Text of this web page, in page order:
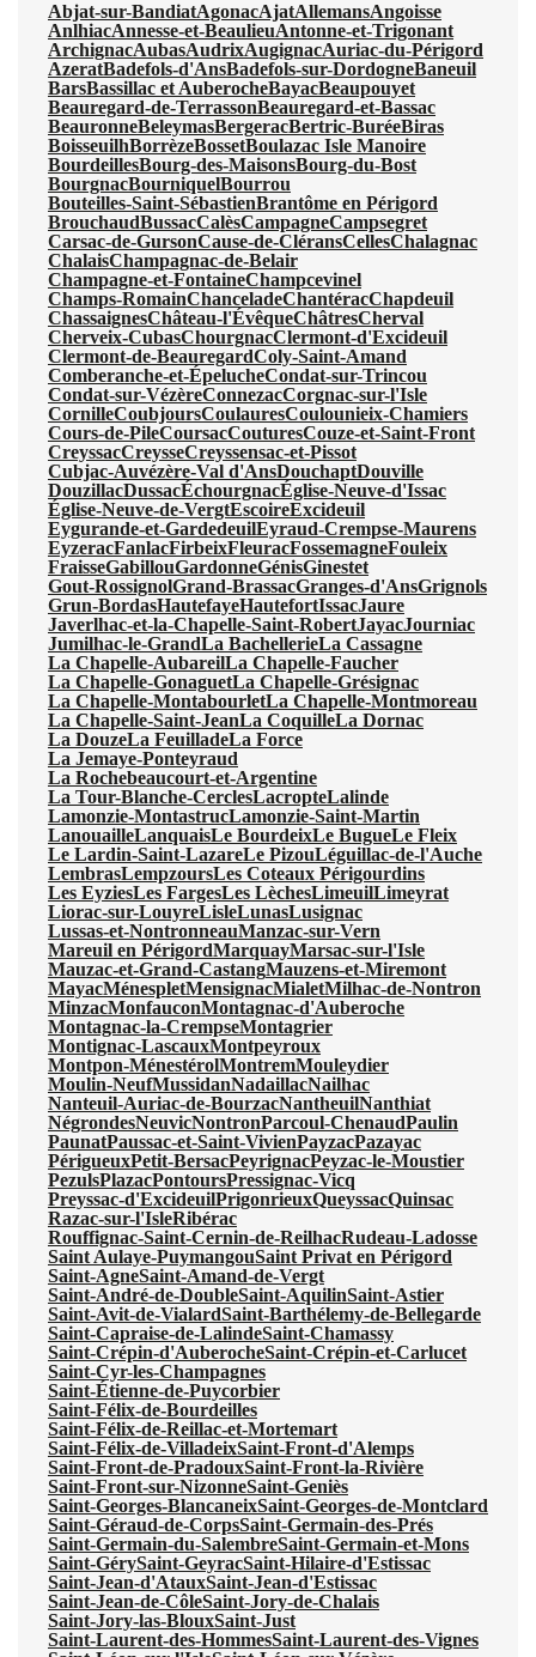
Abjat-sur-BandiatAgonacAjatAllemansAngoisse
AnlhiacAnnesse-et-BeaulieuAntonne-et-Trigonant
ArchignacAubasAudrixAugignacAuriac-du-Périgord
AzeratBadefols-d'AnsBadefols-sur-DordogneBaneuil
BarsBassillac et AuberocheBayacBeaupouyet
Beauregard-de-TerrassonBeauregard-et-Bassac
BeauronneBeleymasBergeracBertric-BuréeBiras
BoisseuilhBorrèzeBossetBoulazac Isle Manoire
BourdeillesBourg-des-MaisonsBourg-du-Bost
BourgnacBourniquelBourrou
Bouteilles-Saint-SébastienBrantôme en Périgord
BrouchaudBussacCalèsCampagneCampsegret
Carsac-de-GursonCause-de-CléransCellesChalagnac
ChalaisChampagnac-de-Belair
Champagne-et-FontaineChampcevinel
Champs-RomainChanceladeChantéracChapdeuil
ChassaignesChâteau-l'ÉvêqueChâtresCherval
Cherveix-CubasChourgnacClermont-d'Excideuil
Clermont-de-BeauregardColy-Saint-Amand
Comberanche-et-ÉpelucheCondat-sur-Trincou
Condat-sur-VézèreConnezacCorgnac-sur-l'Isle
CornilleCoubjoursCoulauresCoulounieix-Chamiers
Cours-de-PileCoursacCouturesCouze-et-Saint-Front
CreyssacCreysseCreyssensac-et-Pissot
Cubjac-Auvézère-Val d'AnsDouchaptDouville
DouzillacDussacÉchourgnacÉglise-Neuve-d'Issac
Église-Neuve-de-VergtEscoireExcideuil
Eygurande-et-GardedeuilEyraud-Crempse-Maurens
EyzeracFanlacFirbeixFleuracFossemagneFouleix
FraisseGabillouGardonneGénisGinestet
Gout-RossignolGrand-BrassacGranges-d'AnsGrignols
Grun-BordasHautefayeHautefortIssacJaure
Javerlhac-et-la-Chapelle-Saint-RobertJayacJourniac
Jumilhac-le-GrandLa BachellerieLa Cassagne
La Chapelle-AubareilLa Chapelle-Faucher
La Chapelle-GonaguetLa Chapelle-Grésignac
La Chapelle-MontabourletLa Chapelle-Montmoreau
La Chapelle-Saint-JeanLa CoquilleLa Dornac
La DouzeLa FeuilladeLa Force
La Jemaye-Ponteyraud
La Rochebeaucourt-et-Argentine
La Tour-Blanche-CerclesLacropteLalinde
Lamonzie-MontastrucLamonzie-Saint-Martin
LanouailleLanquaisLe BourdeixLe BugueLe Fleix
Le Lardin-Saint-LazareLe PizouLéguillac-de-l'Auche
LembrasLempzoursLes Coteaux Périgourdins
Les EyziesLes FargesLes LèchesLimeuilLimeyrat
Liorac-sur-LouyreLisleLunasLusignac
Lussas-et-NontronneauManzac-sur-Vern
Mareuil en PérigordMarquayMarsac-sur-l'Isle
Mauzac-et-Grand-CastangMauzens-et-Miremont
MayacMénespletMensignacMialetMilhac-de-Nontron
MinzacMonfauconMontagnac-d'Auberoche
Montagnac-la-CrempseMontagrier
Montignac-LascauxMontpeyroux
Montpon-MénestérolMontremMouleydier
Moulin-NeufMussidanNadaillacNailhac
Nanteuil-Auriac-de-BourzacNantheuilNanthiat
NégrondesNeuvicNontronParcoul-ChenaudPaulin
PaunatPaussac-et-Saint-VivienPayzacPazayac
PérigueuxPetit-BersacPeyrignacPeyzac-le-Moustier
PezulsPlazacPontoursPressignac-Vicq
Preyssac-d'ExcideuilPrigonrieuxQueyssacQuinsac
Razac-sur-l'IsleRibérac
Rouffignac-Saint-Cernin-de-ReilhacRudeau-Ladosse
Saint Aulaye-PuymangouSaint Privat en Périgord
Saint-AgneSaint-Amand-de-Vergt
Saint-André-de-DoubleSaint-AquilinSaint-Astier
Saint-Avit-de-VialardSaint-Barthélemy-de-Bellegarde
Saint-Capraise-de-LalindeSaint-Chamassy
Saint-Crépin-d'AuberocheSaint-Crépin-et-Carlucet
Saint-Cyr-les-Champagnes
Saint-Étienne-de-Puycorbier
Saint-Félix-de-Bourdeilles
Saint-Félix-de-Reillac-et-Mortemart
Saint-Félix-de-VilladeixSaint-Front-d'Alemps
Saint-Front-de-PradouxSaint-Front-la-Rivière
Saint-Front-sur-NizonneSaint-Geniès
Saint-Georges-BlancaneixSaint-Georges-de-Montclard
Saint-Géraud-de-CorpsSaint-Germain-des-Prés
Saint-Germain-du-SalembreSaint-Germain-et-Mons
Saint-GérySaint-GeyracSaint-Hilaire-d'Estissac
Saint-Jean-d'AtauxSaint-Jean-d'Estissac
Saint-Jean-de-CôleSaint-Jory-de-Chalais
Saint-Jory-las-BlouxSaint-Just
Saint-Laurent-des-HommesSaint-Laurent-des-Vignes